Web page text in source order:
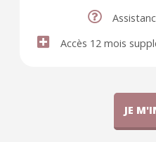
Accès 12 mois
JE